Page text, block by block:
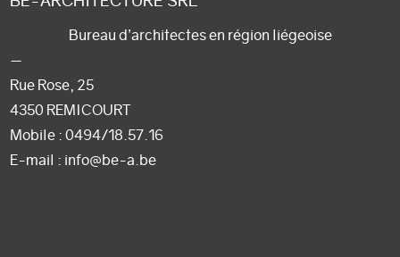
Bureau d’architectes en région liégeoise
—
Rue Rose, 25
4350 REMICOURT
Mobile : 0494/18.57.16
E-mail : info@be-a.be